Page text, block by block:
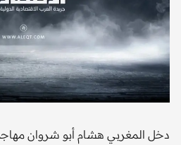
دخل المغربي هشام أبو شروان